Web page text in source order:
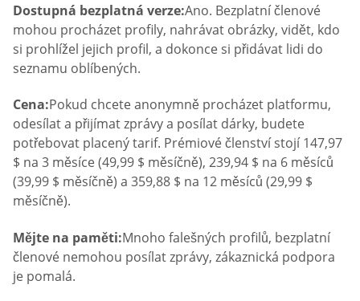
Dostupná bezplatná verze:Ano. Bezplatní členové
mohou procházet profily, nahrávat obrázky, vidět, kdo
si prohlížel jejich profil, a dokonce si přidávat lidi do
seznamu oblíbených.
Cena:Pokud chcete anonymně procházet platformu,
odesílat a přijímat zprávy a posílat dárky, budete
potřebovat placený tarif. Prémiové členství stojí 147,97
$ na 3 měsíce (49,99 $ měsíčně), 239,94 $ na 6 měsíců
(39,99 $ měsíčně) a 359,88 $ na 12 měsíců (29,99 $
měsíčně).
Mějte na paměti:Mnoho falešných profilů, bezplatní
členové nemohou posílat zprávy, zákaznická podpora
je pomalá.